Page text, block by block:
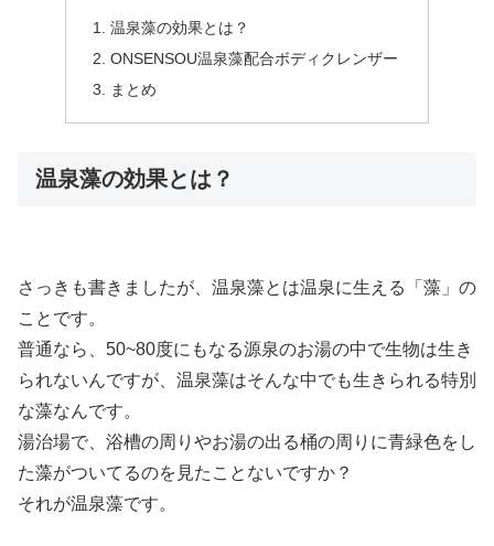
温泉藻の効果とは？
ONSENSOU温泉藻配合ボディクレンザー
まとめ
温泉藻の効果とは？
さっきも書きましたが、温泉藻とは温泉に生える「藻」の
ことです。
普通なら、50~80度にもなる源泉のお湯の中で生物は生き
られないんですが、温泉藻はそんな中でも生きられる特別
な藻なんです。
湯治場で、浴槽の周りやお湯の出る桶の周りに青緑色をし
た藻がついてるのを見たことないですか？
それが温泉藻です。